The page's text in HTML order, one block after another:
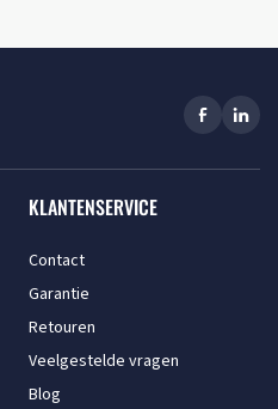
KLANTENSERVICE
Contact
Garantie
Retouren
Veelgestelde vragen
Blog